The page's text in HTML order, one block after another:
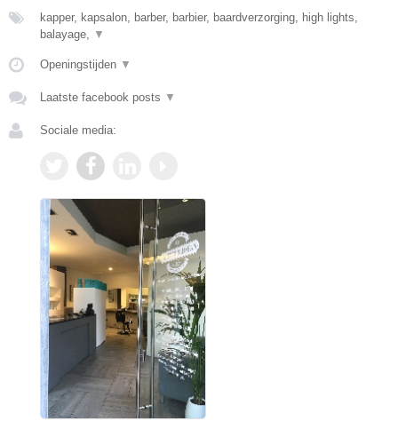
kapper, kapsalon, barber, barbier, baardverzorging, high lights,
balayage, ▼
Openingstijden ▼
Laatste facebook posts ▼
Sociale media: